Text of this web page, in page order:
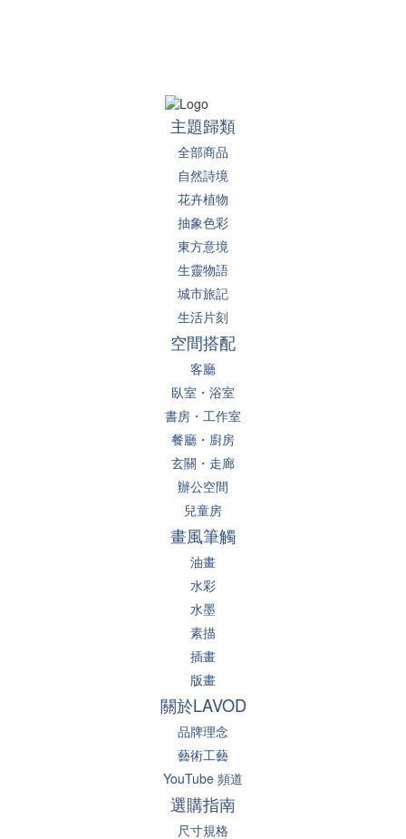
主題歸類
全部商品
自然詩境
花卉植物
抽象色彩
東方意境
生靈物語
城市旅記
生活片刻
空間搭配
客廳
臥室・浴室
書房・工作室
餐廳・廚房
玄關・走廊
辦公空間
兒童房
畫風筆觸
油畫
水彩
水墨
素描
插畫
版畫
關於LAVOD
品牌理念
藝術工藝
YouTube 頻道
選購指南
尺寸規格